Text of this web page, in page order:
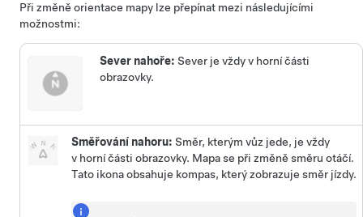
Při změně orientace mapy lze přepínat mezi následujícími
možnostmi:
Sever nahoře: Sever je vždy v horní části
obrazovky.
Směřování nahoru: Směr, kterým vůz jede, je vždy
v horní části obrazovky. Mapa se při změně směru otáčí.
Tato ikona obsahuje kompas, který zobrazuje směr jízdy.